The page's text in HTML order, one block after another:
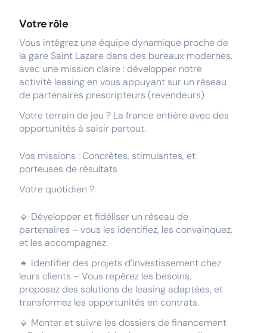
Votre rôle
Vous intégrez une équipe dynamique proche de
la gare Saint Lazare dans des bureaux modernes,
avec une mission claire : développer notre
activité leasing en vous appuyant sur un réseau
de partenaires prescripteurs (revendeurs)
Votre terrain de jeu ? La france entière avec des
opportunités à saisir partout.
Vos missions : Concrètes, stimulantes, et
porteuses de résultats
Votre quotidien ?
🔹 Développer et fidéliser un réseau de
partenaires – vous les identifiez, les convainquez,
et les accompagnez.
🔹 Identifier des projets d’investissement chez
leurs clients – Vous repérez les besoins,
proposez des solutions de leasing adaptées, et
transformez les opportunités en contrats.
🔹 Monter et suivre les dossiers de financement